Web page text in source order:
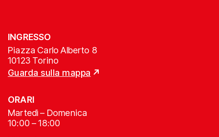
INGRESSO
Piazza Carlo Alberto 8
10123 Torino
Guarda sulla mappa
ORARI
Martedì – Domenica
10:00 – 18:00